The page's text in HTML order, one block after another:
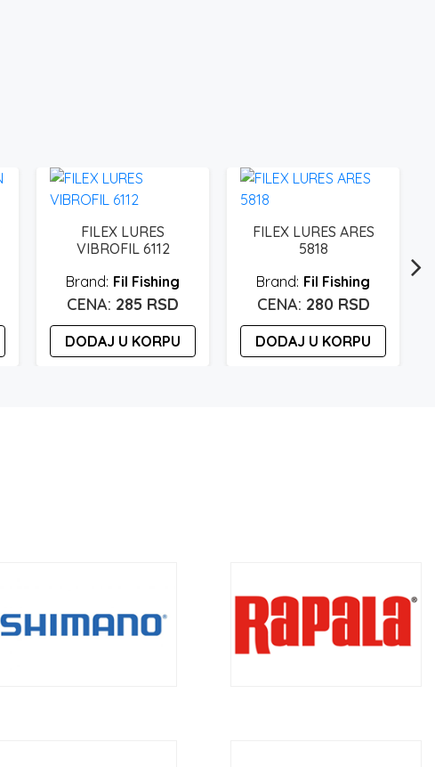
FILEX LURES
VIBROFIL 6112
Fil Fishing
285 RSD
DODAJ U KORPU
FILEX LURES ARES
5818
Fil Fishing
280 RSD
DODAJ U KORPU